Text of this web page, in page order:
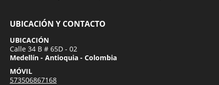
UBICACIÓN Y CONTACTO
UBICACIÓN
Calle 34 B # 65D - 02
Medellín - Antioquia - Colombia
MÓVIL
573506867168